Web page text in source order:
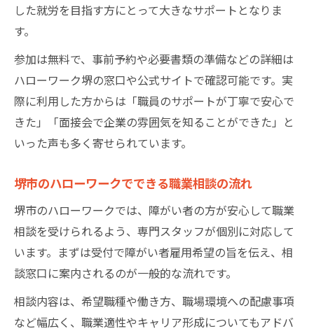
した就労を目指す方にとって大きなサポートとなりま
す。
参加は無料で、事前予約や必要書類の準備などの詳細は
ハローワーク堺の窓口や公式サイトで確認可能です。実
際に利用した方からは「職員のサポートが丁寧で安心で
きた」「面接会で企業の雰囲気を知ることができた」と
いった声も多く寄せられています。
堺市のハローワークでできる職業相談の流れ
堺市のハローワークでは、障がい者の方が安心して職業
相談を受けられるよう、専門スタッフが個別に対応して
います。まずは受付で障がい者雇用希望の旨を伝え、相
談窓口に案内されるのが一般的な流れです。
相談内容は、希望職種や働き方、職場環境への配慮事項
など幅広く、職業適性やキャリア形成についてもアドバ